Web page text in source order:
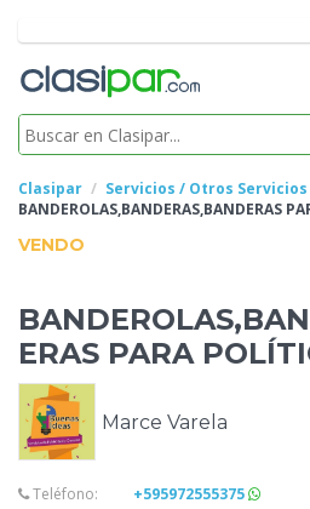
Clasipar
Servicios / Otros Servicios
BANDEROLAS,BANDERAS,BANDERAS
VENDO
ERAS PARA
Marce Varela
Teléfono:
+595972555375